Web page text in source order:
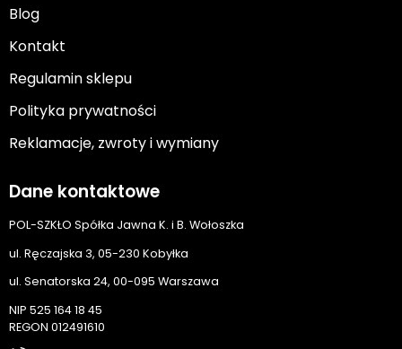
Blog
Kontakt
Regulamin sklepu
Polityka prywatności
Reklamacje, zwroty i wymiany
Dane kontaktowe
POL-SZKŁO Spółka Jawna K. i B. Wołoszka
ul. Ręczajska 3, 05-230 Kobyłka
ul. Senatorska 24, 00-095 Warszawa
NIP 525 164 18 45
REGON 012491610